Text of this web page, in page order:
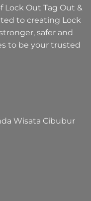
Lock Out Tag Out &
to creating Lock
safer and
to be your trusted
Wisata Cibubur